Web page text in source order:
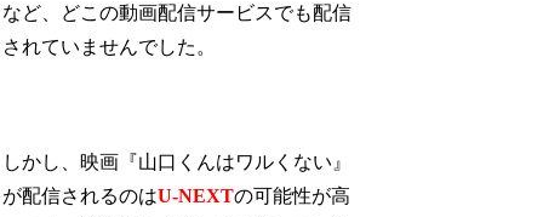
など、どこの動画配信サービスでも配信
されていませんでした。
しかし、映画『山口くんはワルくない』
が配信されるのはU-NEXTの可能性が高